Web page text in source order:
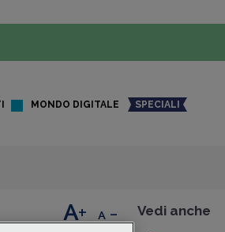
MONDO DIGITALE SPECIALI
+ - Vedi anche